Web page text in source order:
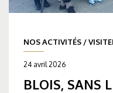
NOS ACTIVITÉS /
24 avril 2026
BLOIS, SANS